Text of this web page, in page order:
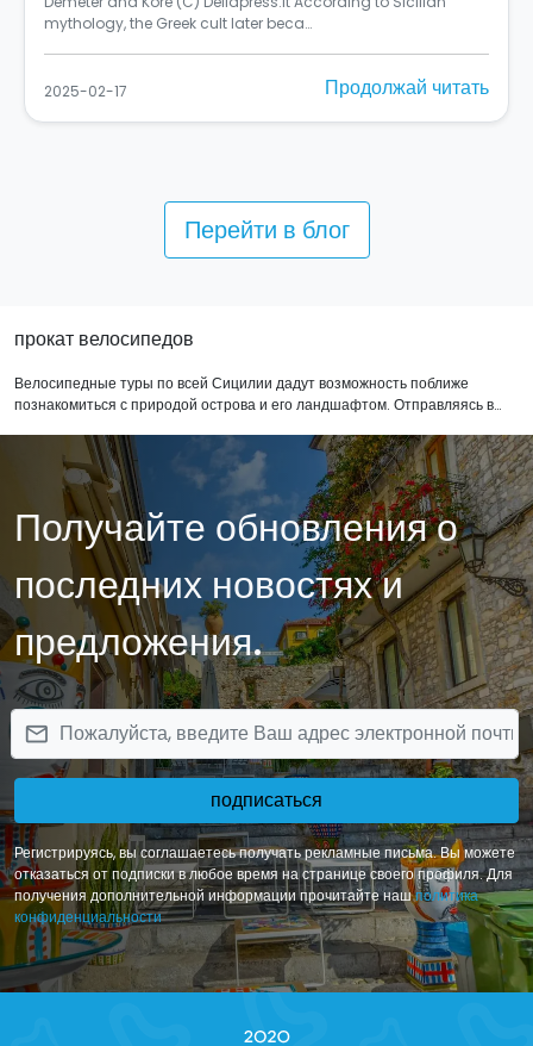
Street Art Cities del 2024 (C) Balarm…
2025-02-10 Продолжай читать
Перейти в блог
прокат велосипедов
Велосипедные туры по всей Сицилии дадут возможность поближе
познакомиться с природой острова и его ландшафтом. Отправляясь в
архитектурных традициях сицилийцев. На сайте представлены
предложения нескольких наших партнеров, благодаря чему,
велопутешествия можно совершить практически по всем частям острова.
Получайте обновления о
последних новостях и
предложения.
email
подписаться
Регистрируясь, вы соглашаетесь получать рекламные письма. Вы можете
отказаться от подписки в любое время на странице своего профиля. Для
получения дополнительной информации прочитайте нашполитика
конфиденциальности